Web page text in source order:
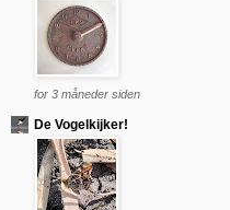
for 3 måneder siden
De Vogelkijker!